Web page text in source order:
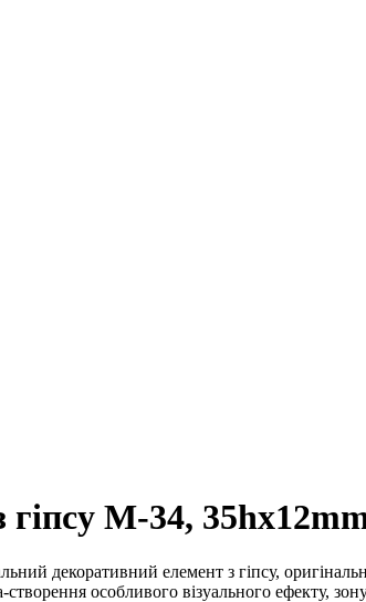
М-34,
декоративний елемент з гіпсу,
особливого візуального ефекту,